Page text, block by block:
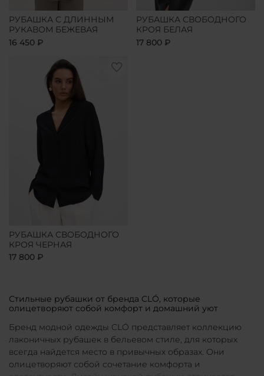
РУБАШКА С ДЛИННЫМ
РУКАВОМ БЕЖЕВАЯ
16 450 ₽
РУБАШКА СВОБОДНОГО
КРОЯ БЕЛАЯ
17 800 ₽
РУБАШКА СВОБОДНОГО
КРОЯ ЧЕРНАЯ
17 800 ₽
Стильные рубашки от бренда CLÓ, которые
олицетворяют собой комфорт и домашний уют
Бренд модной одежды CLÓ представляет коллекцию
лаконичных рубашек в бельевом стиле, для которых
всегда найдется место в привычных образах. Они
олицетворяют собой сочетание комфорта и